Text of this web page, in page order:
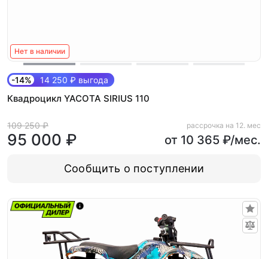
Нет в наличии
-14% 14 250 ₽ выгода
Квадроцикл YACOTA SIRIUS 110
109 250 ₽
95 000 ₽
рассрочка на 12. мес
от 10 365 ₽/мес.
Сообщить о поступлении